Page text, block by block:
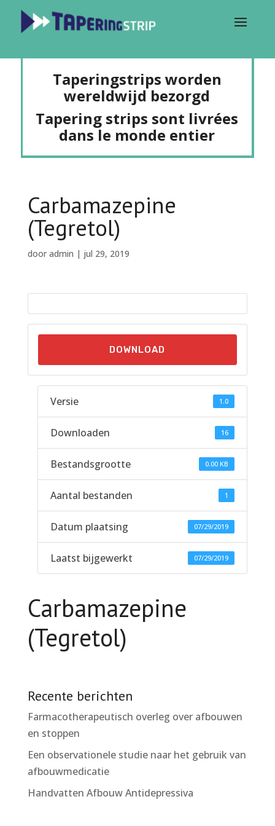
Taperingstrips worden
wereldwijd bezorgd
Tapering strips sont livrées
dans le monde entier
Carbamazepine
(Tegretol)
door admin | jul 29, 2019
DOWNLOAD
Versie 1.0
Downloaden 16
Bestandsgrootte 0.00 KB
Aantal bestanden 1
Datum plaatsing 07/29/2019
Laatst bijgewerkt 07/29/2019
Carbamazepine
(Tegretol)
Recente berichten
Farmacotherapeutisch overleg over afbouwen
en stoppen
Een observationele studie naar het gebruik van
afbouwmedicatie
Handvatten Afbouw Antidepressiva